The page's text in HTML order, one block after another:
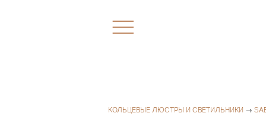
КОЛЬЦЕВЫЕ ЛЮСТРЫ И СВЕТИЛЬНИКИ →